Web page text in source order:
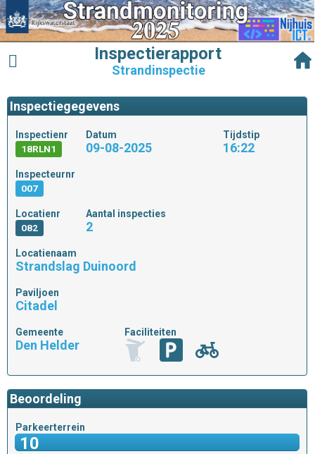
Inspectierapport
Strandinspectie
Inspectiegegevens
Inspectienr
18RLN1
Datum
09-08-2025
Tijdstip
16:22
Inspecteurnr
007
Locatienr
082
Aantal inspecties
2
Locatienaam
Strandslag Duinoord
Paviljoen
Citadel
Gemeente
Den Helder
Faciliteiten
Beoordeling
Parkeerterrein
10